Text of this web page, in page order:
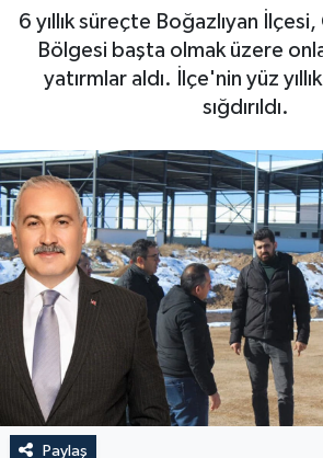
6 yıllık süreçte Boğazlıyan
Bölgesi başta olmak üzere
yatırmlar aldı. İlçe'nin yüz
sığdırıldı.
Paylaş
SPOR
Video
Yazarlar
Haber Arşivi